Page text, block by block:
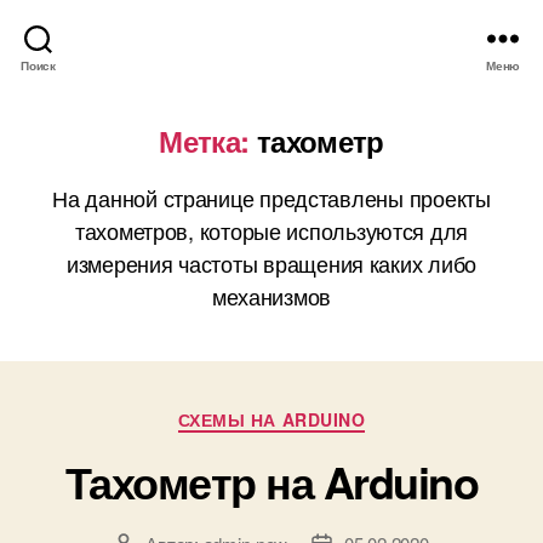
Поиск Меню
Метка: тахометр
На данной странице представлены проекты
тахометров, которые используются для
измерения частоты вращения каких либо
механизмов
Р
у
б
р
СХЕМЫ НА ARDUINO
Тахометр на Arduino